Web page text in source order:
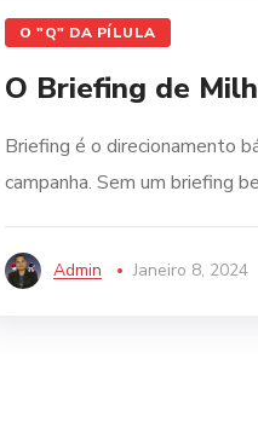
O "Q" DA PÍLULA
O Briefing de
Briefing é o direcionamento
campanha. Sem um briefing
Admin Janeiro 8, 2024